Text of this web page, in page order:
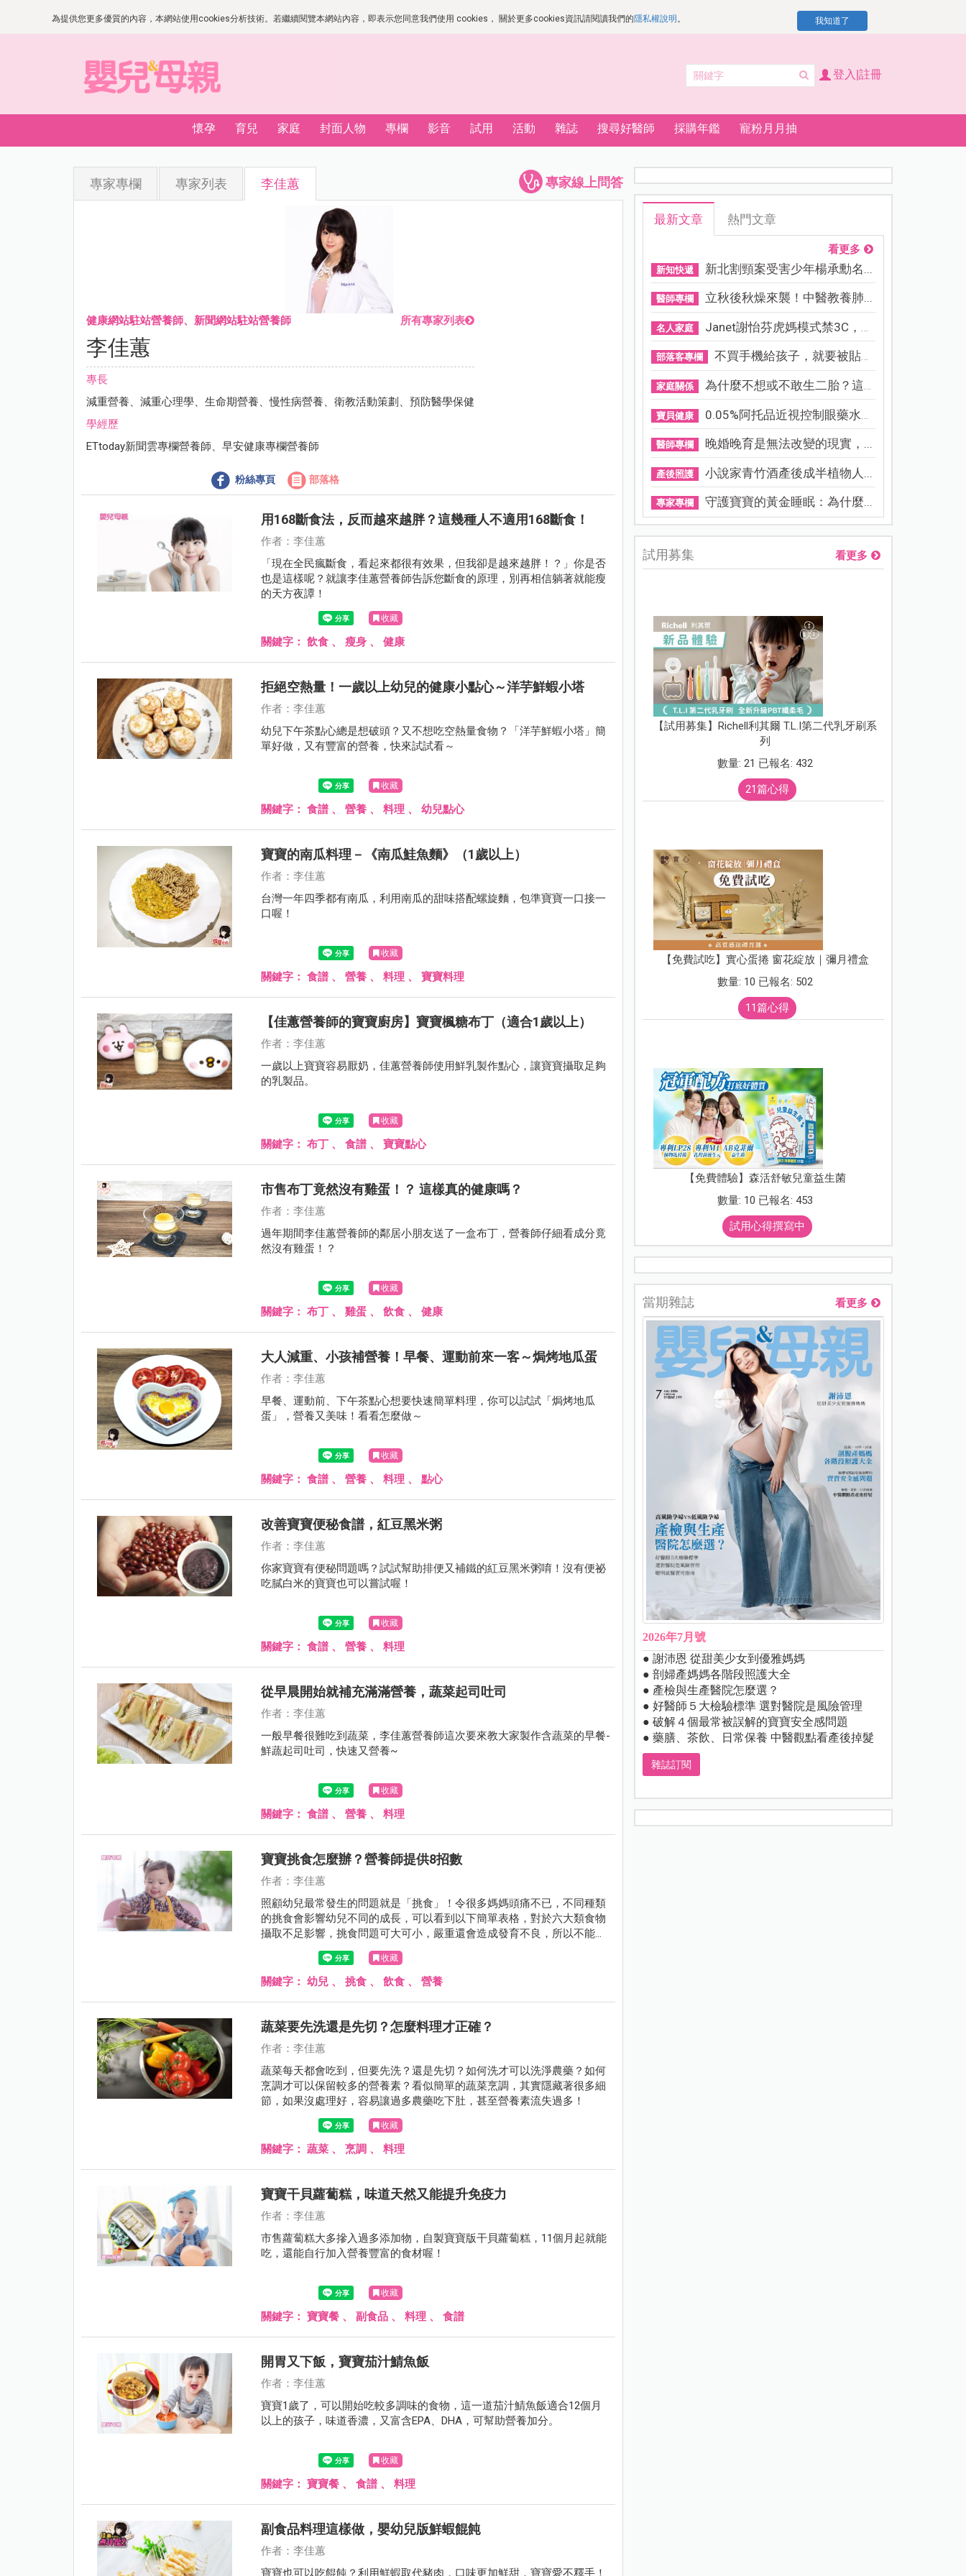
為提供您更多優質的內容，本網站使用cookies分析技術。若繼續閱覽本網站內容，即表示您同意我們使用 cookies， 關於更多cookies資訊請閱讀我們的隱私權說明 。 我知道了
登入|註冊
懷孕 育兒 家庭 封面人物 專欄 影音 試用 活動 雜誌 搜尋好醫師 採購年鑑 寵粉月月抽
專家線上問答
專家專欄 專家列表 李佳蕙
健康網站駐站營養師、新聞網站駐站營養師 所有專家列表
李佳蕙
專長
減重營養、減重心理學、生命期營養、慢性病營養、衛教活動策劃、預防醫學保健
學經歷
ETtoday新聞雲專欄營養師、早安健康專欄營養師
粉絲專頁 部落格
用168斷食法，反而越來越胖？這幾種人不適用168斷食！
作者：李佳蕙
「現在全民瘋斷食，看起來都很有效果，但我卻是越來越胖！？」你是否
也是這樣呢？就讓李佳蕙營養師告訴您斷食的原理，別再相信躺著就能瘦
的天方夜譚！
收藏
關鍵字： 飲食 、 瘦身 、 健康
拒絕空熱量！一歲以上幼兒的健康小點心～洋芋鮮蝦小塔
作者：李佳蕙
幼兒下午茶點心總是想破頭？又不想吃空熱量食物？「洋芋鮮蝦小塔」簡
單好做，又有豐富的營養，快來試試看～
收藏
關鍵字： 食譜 、 營養 、 料理 、 幼兒點心
寶寶的南瓜料理－《南瓜鮭魚麵》（1歲以上）
作者：李佳蕙
台灣一年四季都有南瓜，利用南瓜的甜味搭配螺旋麵，包準寶寶一口接一
口喔！
收藏
關鍵字： 食譜 、 營養 、 料理 、 寶寶料理
【佳蕙營養師的寶寶廚房】寶寶楓糖布丁（適合1歲以上）
作者：李佳蕙
一歲以上寶寶容易厭奶，佳蕙營養師使用鮮乳製作點心，讓寶寶攝取足夠
的乳製品。
收藏
關鍵字： 布丁 、 食譜 、 寶寶點心
市售布丁竟然沒有雞蛋！？ 這樣真的健康嗎？
作者：李佳蕙
過年期間李佳蕙營養師的鄰居小朋友送了一盒布丁，營養師仔細看成分竟
然沒有雞蛋！？
收藏
關鍵字： 布丁 、 雞蛋 、 飲食 、 健康
大人減重、小孩補營養！早餐、運動前來一客～焗烤地瓜蛋
作者：李佳蕙
早餐、運動前、下午茶點心想要快速簡單料理，你可以試試「焗烤地瓜
蛋」，營養又美味！看看怎麼做～
收藏
關鍵字： 食譜 、 營養 、 料理 、 點心
改善寶寶便秘食譜，紅豆黑米粥
作者：李佳蕙
你家寶寶有便秘問題嗎？試試幫助排便又補鐵的紅豆黑米粥唷！沒有便祕
吃膩白米的寶寶也可以嘗試喔！
收藏
關鍵字： 食譜 、 營養 、 料理
從早晨開始就補充滿滿營養，蔬菜起司吐司
作者：李佳蕙
一般早餐很難吃到蔬菜，李佳蕙營養師這次要來教大家製作含蔬菜的早餐-
鮮蔬起司吐司，快速又營養~
收藏
關鍵字： 食譜 、 營養 、 料理
寶寶挑食怎麼辦？營養師提供8招數
作者：李佳蕙
照顧幼兒最常發生的問題就是「挑食」！令很多媽媽頭痛不已，不同種類
的挑食會影響幼兒不同的成長，可以看到以下簡單表格，對於六大類食物
攝取不足影響，挑食問題可大可小，嚴重還會造成發育不良，所以不能忽
收藏
關鍵字： 幼兒 、 挑食 、 飲食 、 營養
蔬菜要先洗還是先切？怎麼料理才正確？
作者：李佳蕙
蔬菜每天都會吃到，但要先洗？還是先切？如何洗才可以洗淨農藥？如何
烹調才可以保留較多的營養素？看似簡單的蔬菜烹調，其實隱藏著很多細
節，如果沒處理好，容易讓過多農藥吃下肚，甚至營養素流失過多！
收藏
關鍵字： 蔬菜 、 烹調 、 料理
寶寶干貝蘿蔔糕，味道天然又能提升免疫力
作者：李佳蕙
市售蘿蔔糕大多摻入過多添加物，自製寶寶版干貝蘿蔔糕，11個月起就能
吃，還能自行加入營養豐富的食材喔！
收藏
關鍵字： 寶寶餐 、 副食品 、 料理 、 食譜
開胃又下飯，寶寶茄汁鯖魚飯
作者：李佳蕙
寶寶1歲了，可以開始吃較多調味的食物，這一道茄汁鯖魚飯適合12個月
以上的孩子，味道香濃，又富含EPA、DHA，可幫助營養加分。
收藏
關鍵字： 寶寶餐 、 食譜 、 料理
副食品料理這樣做，嬰幼兒版鮮蝦餛飩
作者：李佳蕙
寶寶也可以吃餛飩？利用鮮蝦取代豬肉，口味更加鮮甜，寶寶愛不釋手！
最新文章 熱門文章
看更多
新知快遞 新北割頸案受害少年楊承勳名...
醫師專欄 立秋後秋燥來襲！中醫教養肺...
名人家庭 Janet謝怡芬虎媽模式禁3C，看...
部落客專欄 不買手機給孩子，就要被貼「...
家庭關係 為什麼不想或不敢生二胎？這8...
寶貝健康 0.05%阿托品近視控制眼藥水納...
醫師專欄 晚婚晚育是無法改變的現實，...
產後照護 小說家青竹酒產後成半植物人...
專家專欄 守護寶寶的黃金睡眠：為什麼...
試用募集 看更多
【試用募集】Richell利其爾 T.L.I第二代乳牙刷系
列
數量: 21 已報名: 432
21篇心得
【免費試吃】實心蛋捲 窗花綻放｜彌月禮盒
數量: 10 已報名: 502
11篇心得
【免費體驗】森活舒敏兒童益生菌
數量: 10 已報名: 453
試用心得撰寫中
當期雜誌 看更多
2026年7月號
● 謝沛恩 從甜美少女到優雅媽媽
● 剖婦產媽媽各階段照護大全
● 產檢與生產醫院怎麼選？
● 好醫師５大檢驗標準 選對醫院是風險管理
● 破解４個最常被誤解的寶寶安全感問題
● 藥膳、茶飲、日常保養 中醫觀點看產後掉髮
雜誌訂閱